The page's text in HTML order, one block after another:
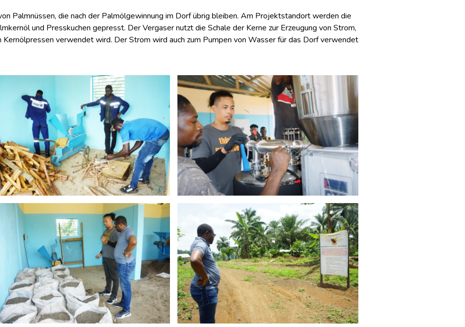
Palmnüssen, die nach der Palmölgewinnung im Dorf übrig bleiben. Am Projektstandort werden die
und Presskuchen gepresst. Der Vergaser nutzt die Schale der Kerne zur Erzeugung von Strom,
verwendet wird. Der Strom wird auch zum Pumpen von Wasser für das Dorf verwendet